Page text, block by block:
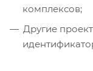
комплексов;
Другие